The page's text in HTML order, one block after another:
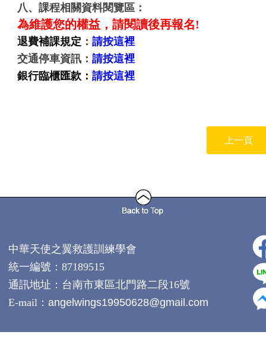
八、課程相關資料閱覽區：
為維護您的權益，請閱讀後再報名!
退費補課規定 ：請按這裡
交通停車資訊：請按這裡
銀行臨櫃匯款：請按這裡
上一頁
中華天使之翼救護訓練學會
統一編號：87189515
通訊地址： 台南市東區北門路二段16號
E-mail：angelwings19950628@gmail.com